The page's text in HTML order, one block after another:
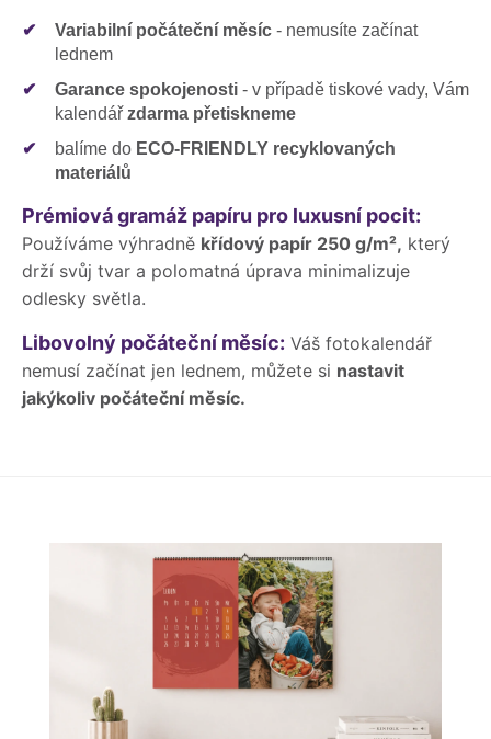
✔ Variabilní počáteční měsíc - nemusíte začínat
lednem
✔
Garance spokojenosti - v případě tiskové vady, Vám
kalendář zdarma přetiskneme
✔
balíme do ECO-FRIENDLY recyklovaných
materiálů
Prémiová gramáž papíru pro luxusní pocit:
Používáme výhradně křídový papír 250 g/m², který
drží svůj tvar a polomatná úprava minimalizuje
odlesky světla.
Libovolný počáteční měsíc: Váš fotokalendář
nemusí začínat jen lednem, můžete si nastavit
jakýkoliv počáteční měsíc.